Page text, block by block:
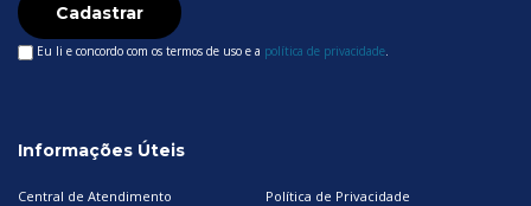
Informações Úteis
Central de Atendimento Política de Privacidade
Cadastrar
Eu li e concordo com os termos de uso e a política de privacidade.